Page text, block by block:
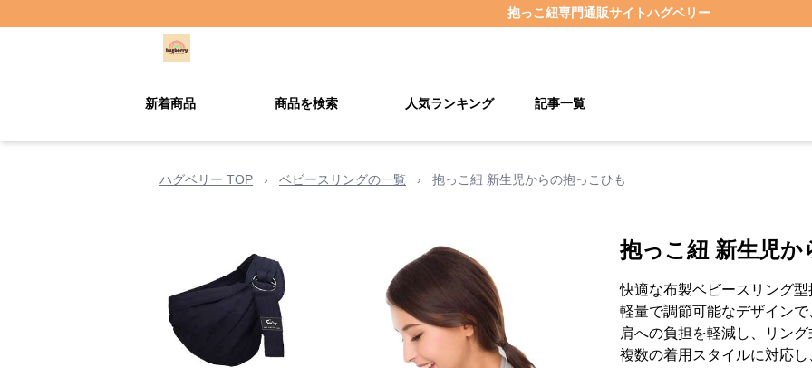
抱っこ紐専門通販サイトハグベリー
新着商品 商品を検索 人気ランキング 記事一覧
ハグベリー TOP › ベビースリングの一覧 › 抱っこ紐 新生児からの抱っこひも
抱っこ紐 新生児か
快適な布製ベビースリング型
軽量で調節可能なデザインで
肩への負担を軽減し、リン
複数の着用スタイルに対応